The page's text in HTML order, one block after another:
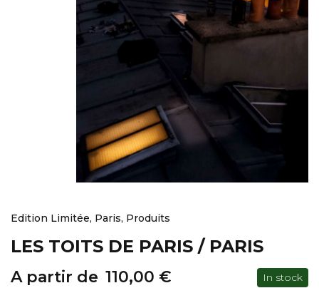
Edition Limitée, Paris, Produits
LES TOITS DE PARIS / PARIS
A partir de 110,00 € In stock